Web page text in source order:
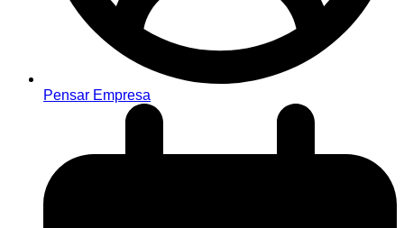
Pensar Empresa